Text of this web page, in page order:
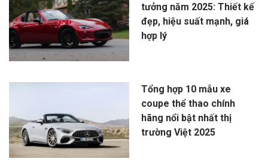
tưởng năm 2025: Thiết kế
đẹp, hiệu suất mạnh, giá
hợp lý
Tổng hợp 10 mẫu xe
coupe thể thao chính
hãng nổi bật nhất thị
trường Việt 2025